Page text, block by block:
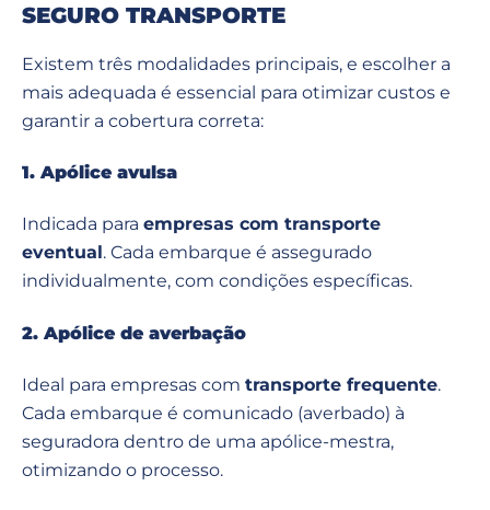
SEGURO TRANSPORTE
Existem três modalidades principais, e escolher a
mais adequada é essencial para otimizar custos e
garantir a cobertura correta:
1. Apólice avulsa
Indicada para empresas com transporte
eventual. Cada embarque é assegurado
individualmente, com condições específicas.
2. Apólice de averbação
Ideal para empresas com transporte frequente.
Cada embarque é comunicado (averbado) à
seguradora dentro de uma apólice-mestra,
otimizando o processo.